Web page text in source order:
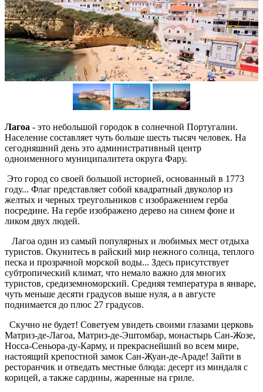
Лагоа - это небольшой городок в солнечной Португалии.
Население составляет чуть больше шесть тысяч человек. На
сегодняшний день это административный центр
одноименного муниципалитета округа Фару.
Это город со своей большой историей, основанный в 1773
году... Флаг представляет собой квадратный двуколор из
желтых и черных треугольников с изображением герба
посредине. На гербе изображено дерево на синем фоне и
ликом двух людей.
Лагоа один из самый популярных и любимых мест отдыха
туристов. Окунитесь в райский мир нежного солнца, теплого
песка и прозрачной морской воды... Здесь присутствует
субтропический климат, что немало важно для многих
туристов, средиземноморский. Средняя температура в январе,
чуть меньше десяти градусов выше нуля, а в августе
поднимается до плюс 27 градусов.
Скучно не будет! Советуем увидеть своими глазами церковь
Матриз-де-Лагоа, Матриз-де-Эштомбар, монастырь Сан-Жозе,
Носса-Сеньора-ду-Карму, и прекраснейший во всем мире,
настоящий крепостной замок Сан-Жуан-де-Араде! Зайти в
ресторанчик и отведать местные блюда: десерт из миндаля с
корицей, а также сардины, жаренные на гриле.